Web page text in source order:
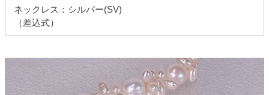
ネックレス：シルバー(SV)
（差込式）